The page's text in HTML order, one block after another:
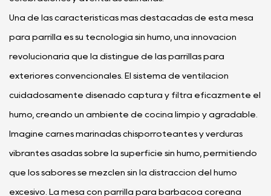
Una de las características más destacadas de esta mesa
para parrilla es su tecnología sin humo, una innovación
revolucionaria que la distingue de las parrillas para
exteriores convencionales. El sistema de ventilación
cuidadosamente diseñado captura y filtra eficazmente el
humo, creando un ambiente de cocina limpio y agradable.
Imagine carnes marinadas chisporroteantes y verduras
vibrantes asadas sobre la superficie sin humo, permitiendo
que los sabores se mezclen sin la distracción del humo
excesivo. La mesa con parrilla para barbacoa coreana